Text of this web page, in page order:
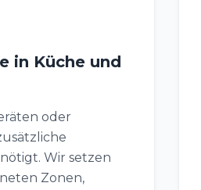
in Küche und
oder
Wir setzen
Zonen,